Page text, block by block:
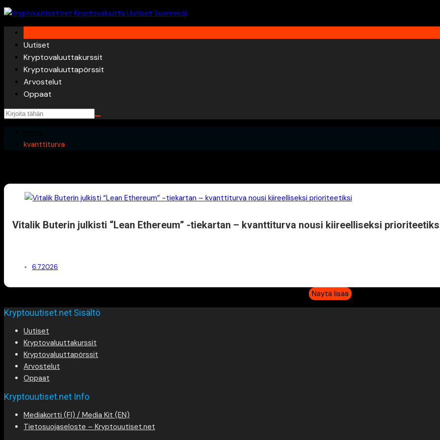
Skip
to
content
Uutiset
Kryptovaluuttakurssit
Kryptovaluuttapörssit
Arvostelut
Oppaat
kvanttiturva
Vitalik Buterin julkisti “Lean Ethereum” -tiekartan – kvanttiturva nousi kiireelliseksi
6.7.2026
Näytä lisää
Kryptouutiset.net Sisältö
Uutiset
Kryptovaluuttakurssit
Kryptovaluuttapörssit
Arvostelut
Oppaat
Kryptouutiset.net Info
Mediakortti (FI) / Media Kit (EN)
Tietosuojaseloste – Kryptouutiset.net